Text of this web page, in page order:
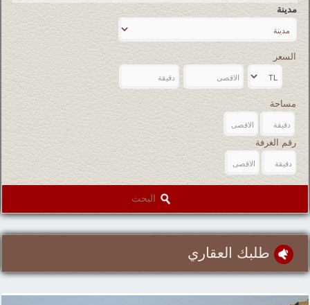
مدينة
السعر
مساحة
رقم الغرفة
البحث
طلبك العقاري